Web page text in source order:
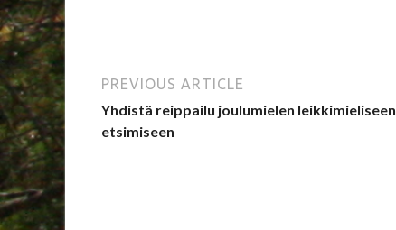
PREVIOUS ARTICLE
Yhdistä reippailu joulumielen leikkimieliseen
etsimiseen